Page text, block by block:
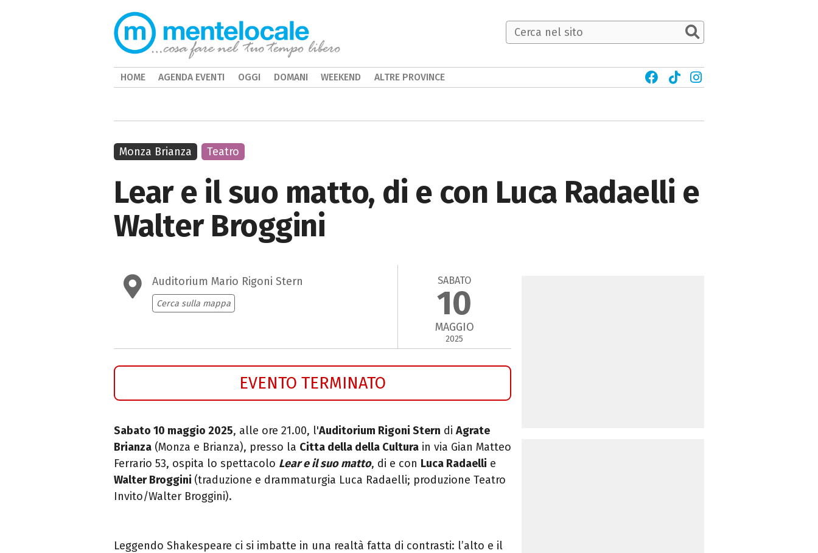
Lear e il suo matto, di e con Luca Radaelli e
Walter Broggini
Auditorium Mario Rigoni Stern
Cerca sulla mappa
SABATO
10
MAGGIO
2025
EVENTO TERMINATO
Sabato 10 maggio 2025, alle ore 21.00, l'Auditorium Rigoni Stern di Agrate
Brianza (Monza e Brianza), presso la Citta della della Cultura in via Gian Matteo
Ferrario 53, ospita lo spettacolo Lear e il suo matto, di e con Luca Radaelli e
Walter Broggini (traduzione e drammaturgia Luca Radaelli; produzione Teatro
Invito/Walter Broggini).
Leggendo Shakespeare ci si imbatte in una realtà fatta di contrasti: l’alto e il
Monza Brianza Teatro
HOME AGENDA EVENTI OGGI DOMANI WEEKEND ALTRE PROVINCE